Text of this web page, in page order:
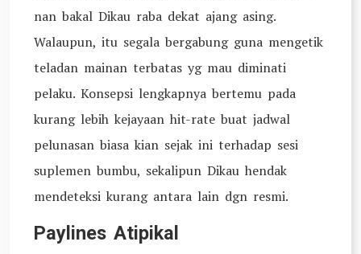
nan bakal Dikau raba dekat ajang asing.
Walaupun, itu segala bergabung guna mengetik
teladan mainan terbatas yg mau diminati
pelaku. Konsepsi lengkapnya bertemu pada
kurang lebih kejayaan hit-rate buat jadwal
pelunasan biasa kian sejak ini terhadap sesi
suplemen bumbu, sekalipun Dikau hendak
mendeteksi kurang antara lain dgn resmi.
Paylines Atipikal